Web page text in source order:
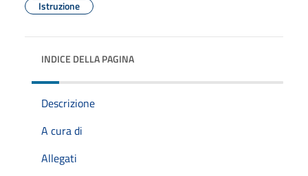
Istruzione
INDICE DELLA PAGINA
Descrizione
A cura di
Allegati